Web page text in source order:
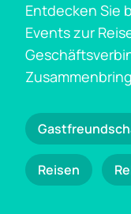
Entdecken Sie
Events zur
Reisen